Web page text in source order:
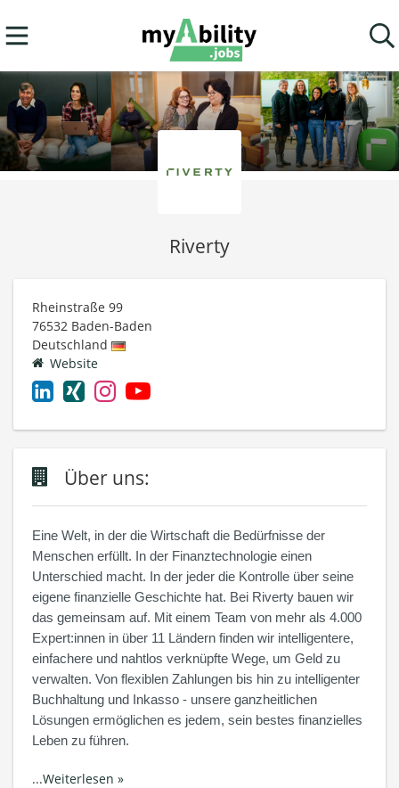
Riverty
Rheinstraße 99
76532 Baden-Baden
Deutschland
Website
Über uns:
Eine Welt, in der die Wirtschaft die Bedürfnisse der
Menschen erfüllt. In der Finanztechnologie einen
Unterschied macht. In der jeder die Kontrolle über seine
eigene finanzielle Geschichte hat. Bei Riverty bauen wir
das gemeinsam auf. Mit einem Team von mehr als 4.000
Expert:innen in über 11 Ländern finden wir intelligentere,
einfachere und nahtlos verknüpfte Wege, um Geld zu
verwalten. Von flexiblen Zahlungen bis hin zu intelligenter
Buchhaltung und Inkasso - unsere ganzheitlichen
Lösungen ermöglichen es jedem, sein bestes finanzielles
Leben zu führen.
...Weiterlesen »